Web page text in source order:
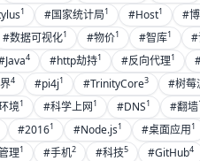
1 #国家统计局1 #Host1 #
#数据可视化1 #物价1 #智库1 #
4 #http劫持1 #反向代理1
4 #pi4j1 #TrinityCore3 #树莓
境1 #科学上网1 #DNS1 #翻墙
#20161 #Node.js1 #桌面应用1
理1 #手机2 #科技5 #GitHub4